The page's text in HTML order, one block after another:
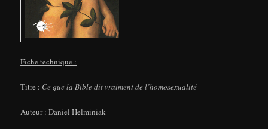
Fiche technique :
Titre : Ce que la Bible dit vraiment de l’homosexualité
Auteur : Daniel Helminiak